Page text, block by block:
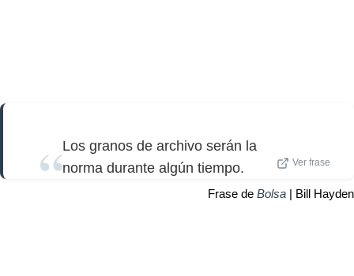
Los granos de archivo serán la
norma durante algún tiempo.
Ver frase
Frase de Bolsa | Bill Hayden